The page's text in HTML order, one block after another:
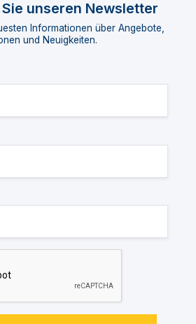
unseren Newsletter
Informationen über Angebote,
und Neuigkeiten.